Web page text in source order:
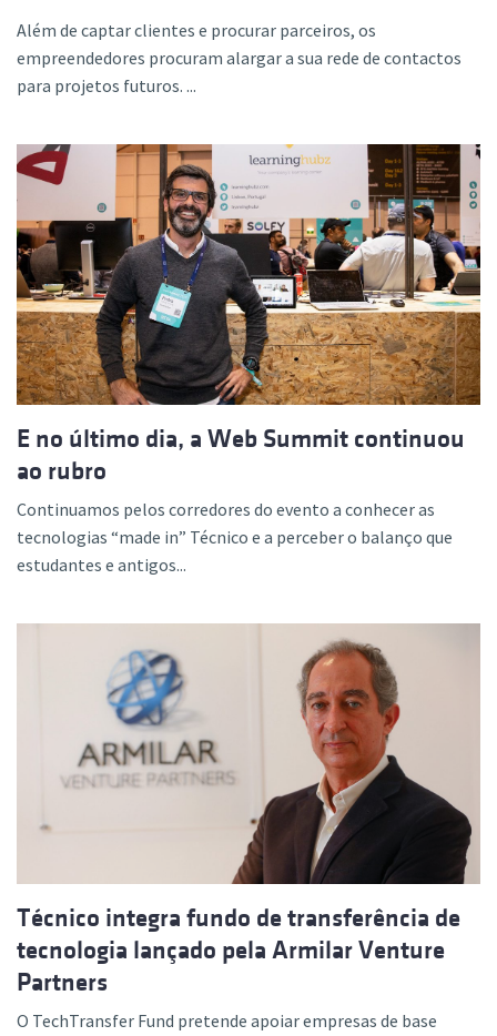
Além de captar clientes e procurar parceiros, os
empreendedores procuram alargar a sua rede de contactos
para projetos futuros. ...
E no último dia, a Web Summit continuou
ao rubro
Continuamos pelos corredores do evento a conhecer as
tecnologias “made in” Técnico e a perceber o balanço que
estudantes e antigos...
Técnico integra fundo de transferência de
tecnologia lançado pela Armilar Venture
Partners
O TechTransfer Fund pretende apoiar empresas de base